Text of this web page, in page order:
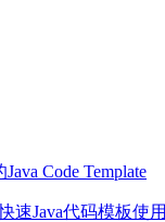
Code Template
速Java代码模板使用